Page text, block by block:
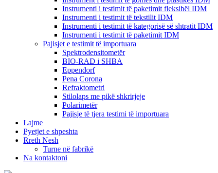
Instrumenti i testimit të paketimit fleksibël IDM
Instrumenti i testimit të tekstilit IDM
Instrumenti i testimit të kategorisë së shtratit IDM
Instrumenti i testimit të paketimit IDM
Pajisjet e testimit të importuara
Spektrodensitometër
BIO-RAD i SHBA
Eppendorf
Pena Corona
Refraktometri
Stilolaps me pikë shkrirjeje
Polarimetër
Pajisje të tjera testimi të importuara
Lajme
Pyetjet e shpeshta
Rreth Nesh
Turne në fabrikë
Na kontaktoni